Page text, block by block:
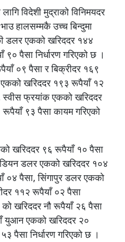
नयाँ कार्यविधि, उम्मेदवार
वार्ता अन्तिम चरणमा, इरानलाई
सहकारीका ४२ साना बचतकर्ताले पाए
आयल निगमद्वारा ‘क्विक रेस्पोन्स
प्रक्रिया अघि, किस्ताबन्दीमा तिर्न सेवा
महानगर प्रहरी सक्रिय, डिपोमा
क्रममा अर्का युवकको मृत्यु, मृतक संख्या
राष्ट्र बैंक ऐनदेखि पर्यटन
विदेशी मुद्राको विनिमयदर
हालसम्मकै उच्च बिन्दुमा
डलर एकको खरिददर १४४
पैसा निर्धारण गरिएको छ ।
०९ पैसा र बिक्रीदर १६९
खरिददर १९३ रूपैयाँ १२
स्वीस फ्रयांक एकको खरिददर
९३ पैसा कायम गरिएको
खरिददर ९६ रूपैयाँ १० पैसा
डलर एकको खरिददर १०४
०४ पैसा, सिंगापुर डलर एकको
११२ रूपैयाँ ०२ पैसा
खरिददर नौ रूपैयाँ २६ पैसा
युआन एकको खरिददर २०
पैसा निर्धारण गरिएको छ ।